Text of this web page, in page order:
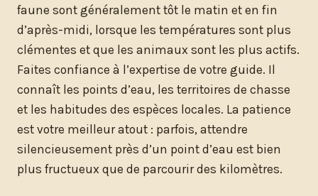
faune sont généralement tôt le matin et en fin
d’après-midi, lorsque les températures sont plus
clémentes et que les animaux sont les plus actifs.
Faites confiance à l’expertise de votre guide. Il
connaît les points d’eau, les territoires de chasse
et les habitudes des espèces locales. La patience
est votre meilleur atout : parfois, attendre
silencieusement près d’un point d’eau est bien
plus fructueux que de parcourir des kilomètres.